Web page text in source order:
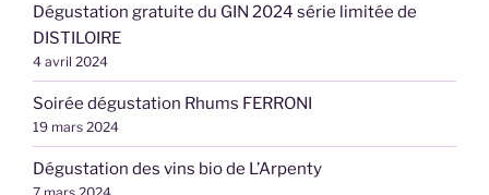
Dégustation gratuite du GIN 2024 série limitée de
DISTILOIRE
4 avril 2024
Soirée dégustation Rhums FERRONI
19 mars 2024
Dégustation des vins bio de L’Arpenty